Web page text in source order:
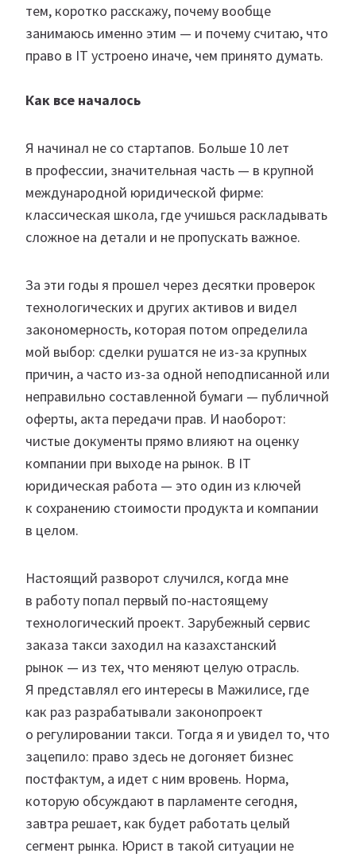
тем, коротко расскажу, почему вообще
занимаюсь именно этим — и почему считаю, что
право в IT устроено иначе, чем принято думать.
Как все началось
Я начинал не со стартапов. Больше 10 лет
в профессии, значительная часть — в крупной
международной юридической фирме:
классическая школа, где учишься раскладывать
сложное на детали и не пропускать важное.
За эти годы я прошел через десятки проверок
технологических и других активов и видел
закономерность, которая потом определила
мой выбор: сделки рушатся не из-за крупных
причин, а часто из-за одной неподписанной или
неправильно составленной бумаги — публичной
оферты, акта передачи прав. И наоборот:
чистые документы прямо влияют на оценку
компании при выходе на рынок. В IT
юридическая работа — это один из ключей
к сохранению стоимости продукта и компании
в целом.
Настоящий разворот случился, когда мне
в работу попал первый по-настоящему
технологический проект. Зарубежный сервис
заказа такси заходил на казахстанский
рынок — из тех, что меняют целую отрасль.
Я представлял его интересы в Мажилисе, где
как раз разрабатывали законопроект
о регулировании такси. Тогда я и увидел то, что
зацепило: право здесь не догоняет бизнес
постфактум, а идет с ним вровень. Норма,
которую обсуждают в парламенте сегодня,
завтра решает, как будет работать целый
сегмент рынка. Юрист в такой ситуации не